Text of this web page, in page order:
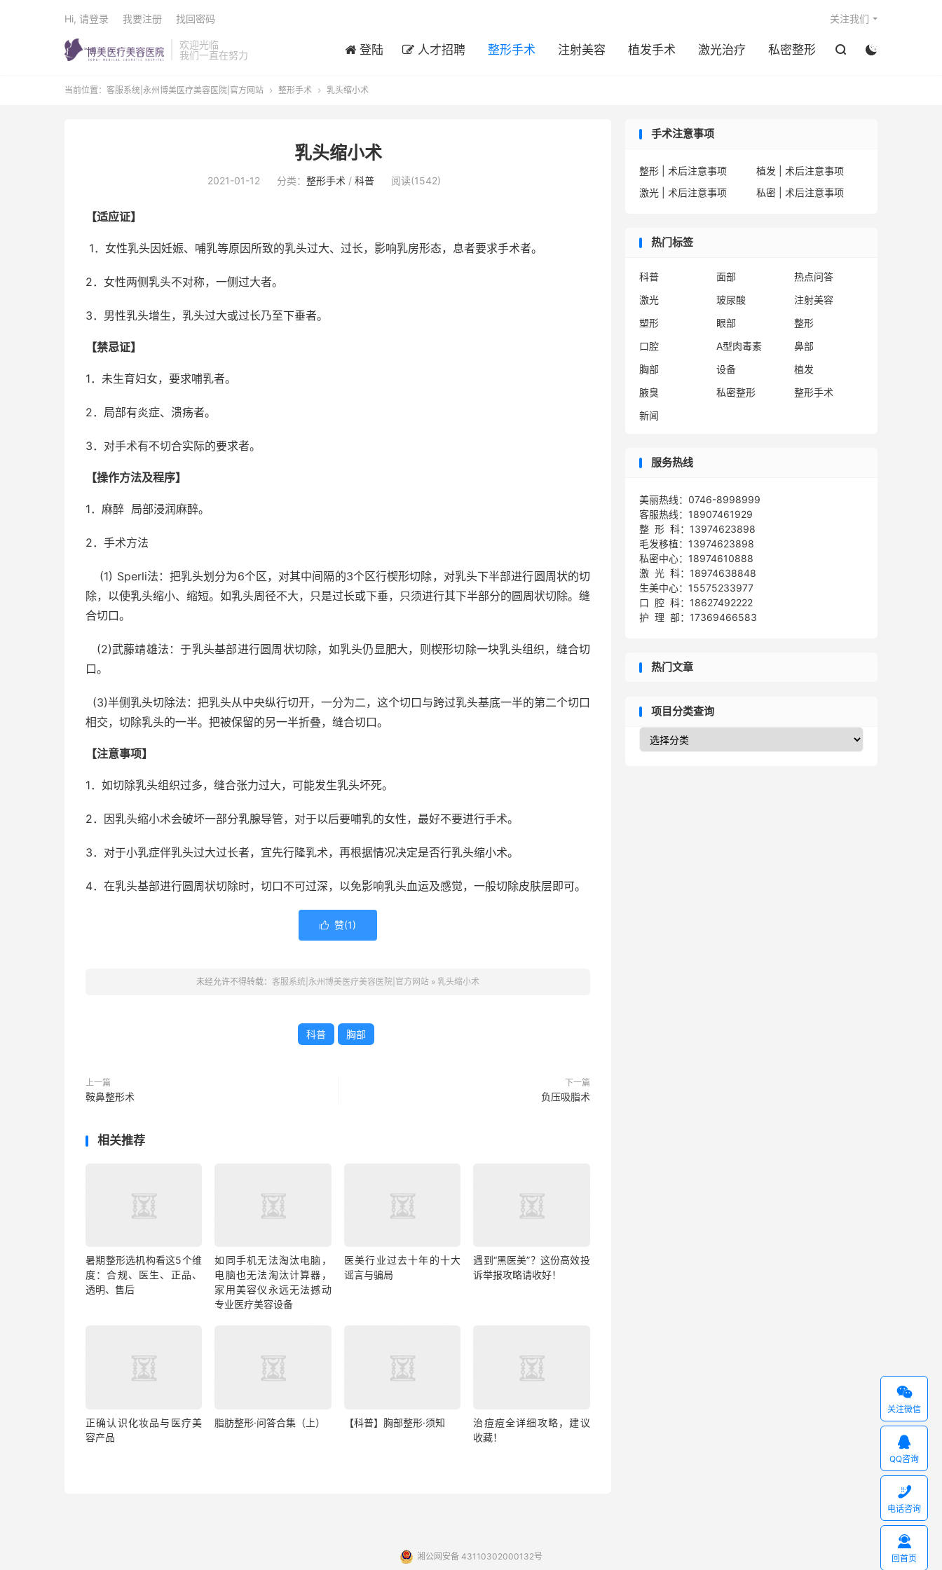
欢迎光临
我们一直在努力
登陆 人才招聘 整形手术 注射美容 植发手术 激光治疗 私密整形  
关注我们
Hi, 请登录 我要注册 找回密码
当前位置： 客服系统|永州博美医疗美容医院|官方网站  整形手术  乳头缩小术
乳头缩小术
2021-01-12 分类： 整形手术 / 科普 阅读(1542)
【适应证】
1．女性乳头因妊娠、哺乳等原因所致的乳头过大、过长，影响乳房形态，息者要求手术者。
2．女性两侧乳头不对称，一侧过大者。
3．男性乳头增生，乳头过大或过长乃至下垂者。
【禁忌证】
1．未生育妇女，要求哺乳者。
2．局部有炎症、溃疡者。
3．对手术有不切合实际的要求者。
【操作方法及程序】
1．麻醉 局部浸润麻醉。
2．手术方法
(1) Sperli法：把乳头划分为6个区，对其中间隔的3个区行楔形切除，对乳头下半部进行圆周状的切
除，以使乳头缩小、缩短。如乳头周径不大，只是过长或下垂，只须进行其下半部分的圆周状切除。缝
合切口。
(2)武藤靖雄法：于乳头基部进行圆周状切除，如乳头仍显肥大，则楔形切除一块乳头组织，缝合切
口。
(3)半侧乳头切除法：把乳头从中央纵行切开，一分为二，这个切口与跨过乳头基底一半的第二个切口
相交，切除乳头的一半。把被保留的另一半折叠，缝合切口。
【注意事项】
1．如切除乳头组织过多，缝合张力过大，可能发生乳头坏死。
2．因乳头缩小术会破坏一部分乳腺导管，对于以后要哺乳的女性，最好不要进行手术。
3．对于小乳症伴乳头过大过长者，宜先行隆乳术，再根据情况决定是否行乳头缩小术。
4．在乳头基部进行圆周状切除时，切口不可过深，以免影响乳头血运及感觉，一般切除皮肤层即可。
 赞(1)
未经允许不得转载： 客服系统|永州博美医疗美容医院|官方网站 » 乳头缩小术
科普 胸部
上一篇
鞍鼻整形术
下一篇
负压吸脂术
相关推荐
暑期整形选机构看这5个维
度：合规、医生、正品、
透明、售后
如同手机无法淘汰电脑，
电脑也无法淘汰计算器，
家用美容仪永远无法撼动
专业医疗美容设备
医美行业过去十年的十大
谣言与骗局
遇到“黑医美”？这份高效投
诉举报攻略请收好！​
正确认识化妆品与医疗美
容产品
脂肪整形·问答合集（上） 【科普】胸部整形·须知
治痘痘全详细攻略，建议
收藏！
手术注意事项
整形 | 术后注意事项
植发 | 术后注意事项
激光 | 术后注意事项
私密 | 术后注意事项
热门标签
科普 面部
热点问答
激光
玻尿酸
注射美容
塑形
眼部
整形
口腔
A型肉毒素
鼻部
胸部
设备
植发
腋臭
私密整形
整形手术
新闻
服务热线
美丽热线：0746-8998999
客服热线：18907461929
整 形 科：13974623898
毛发移植：13974623898
私密中心：18974610888
激 光 科：18974638848
生美中心：15575233977
口 腔 科：18627492222
护 理 部：17369466583
热门文章
项目分类查询
湘公网安备 43110302000132号

关注微信

QQ咨询

电话咨询

回首页